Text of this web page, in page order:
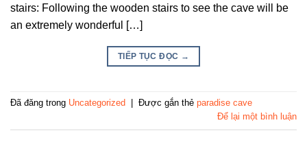
stairs: Following the wooden stairs to see the cave will be
an extremely wonderful […]
TIẾP TỤC ĐỌC →
Đã đăng trong Uncategorized Được gắn thẻ paradise cave
Để lại một bình luận